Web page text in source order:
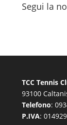
Segui la
TCC Tennis
93100
Telefono:
P.IVA: